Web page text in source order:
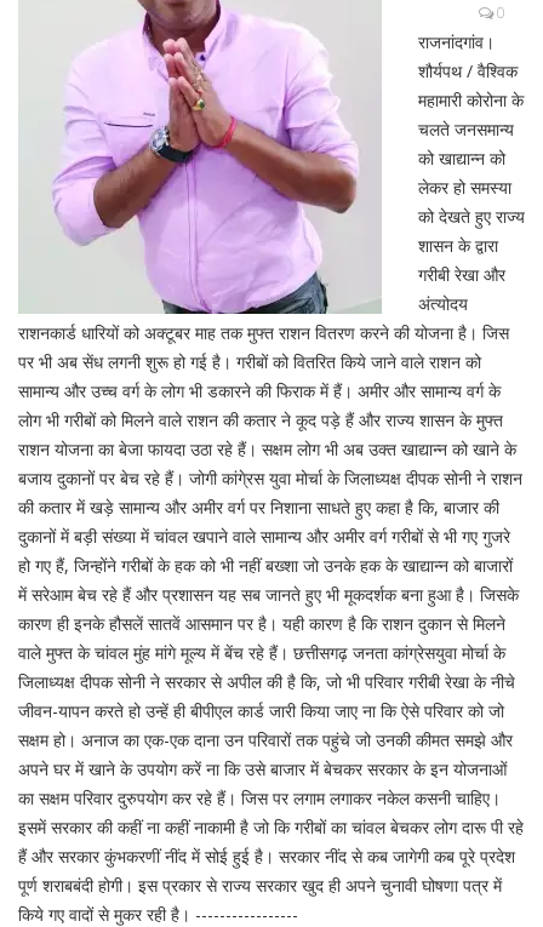
0
राजनांदगांव।
शौर्यपथ / वैश्विक
महामारी कोरोना के
चलते जनसमान्य
को खाद्यान्न को
लेकर हो समस्या
को देखते हुए राज्य
शासन के द्वारा
गरीबी रेखा और
अंत्योदय
राशनकार्ड धारियों को अक्टूबर माह तक मुफ्त राशन वितरण करने की योजना है। जिस
पर भी अब सेंध लगनी शुरू हो गई है। गरीबों को वितरित किये जाने वाले राशन को
सामान्य और उच्च वर्ग के लोग भी डकारने की फिराक में हैं। अमीर और सामान्य वर्ग के
लोग भी गरीबों को मिलने वाले राशन की कतार ने कूद पड़े हैं और राज्य शासन के मुफ्त
राशन योजना का बेजा फायदा उठा रहे हैं। सक्षम लोग भी अब उक्त खाद्यान्न को खाने के
बजाय दुकानों पर बेच रहे हैं। जोगी कांगे्रस युवा मोर्चा के जिलाध्यक्ष दीपक सोनी ने राशन
की कतार में खड़े सामान्य और अमीर वर्ग पर निशाना साधते हुए कहा है कि, बाजार की
दुकानों में बड़ी संख्या में चांवल खपाने वाले सामान्य और अमीर वर्ग गरीबों से भी गए गुजरे
हो गए हैं, जिन्होंने गरीबों के हक को भी नहीं बख्शा जो उनके हक के खाद्यान्न को बाजारों
में सरेआम बेच रहे हैं और प्रशासन यह सब जानते हुए भी मूकदर्शक बना हुआ है। जिसके
कारण ही इनके हौसलें सातवें आसमान पर है। यही कारण है कि राशन दुकान से मिलने
वाले मुफ्त के चांवल मुंह मांगे मूल्य में बेंच रहे हैं। छत्तीसगढ़ जनता कांग्रेसयुवा मोर्चा के
जिलाध्यक्ष दीपक सोनी ने सरकार से अपील की है कि, जो भी परिवार गरीबी रेखा के नीचे
जीवन-यापन करते हो उन्हें ही बीपीएल कार्ड जारी किया जाए ना कि ऐसे परिवार को जो
सक्षम हो। अनाज का एक-एक दाना उन परिवारों तक पहुंचे जो उनकी कीमत समझे और
अपने घर में खाने के उपयोग करें ना कि उसे बाजार में बेचकर सरकार के इन योजनाओं
का सक्षम परिवार दुरुपयोग कर रहे हैं। जिस पर लगाम लगाकर नकेल कसनी चाहिए।
इसमें सरकार की कहीं ना कहीं नाकामी है जो कि गरीबों का चांवल बेचकर लोग दारू पी रहे
हैं और सरकार कुंभकरणीं नींद में सोई हुई है। सरकार नींद से कब जागेगी कब पूरे प्रदेश
पूर्ण शराबबंदी होगी। इस प्रकार से राज्य सरकार खुद ही अपने चुनावी घोषणा पत्र में
किये गए वादों से मुकर रही है। -----------------